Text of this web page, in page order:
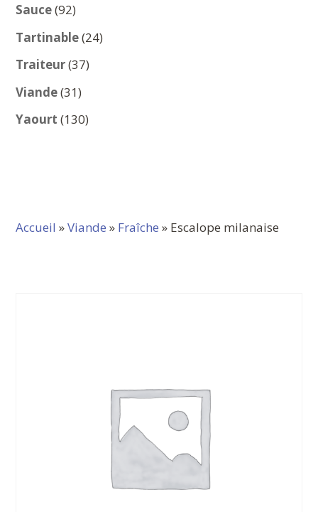
Sauce 9292
produits
Tartinable 2424
Traiteur 3737
Viande 3131
produits
Yaourt 130130
Accueil »Viande » Fraîche » Escalope milanaise